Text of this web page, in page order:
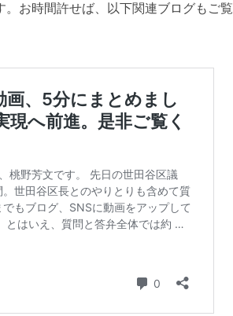
。お時間許せば、以下関連ブログもご覧